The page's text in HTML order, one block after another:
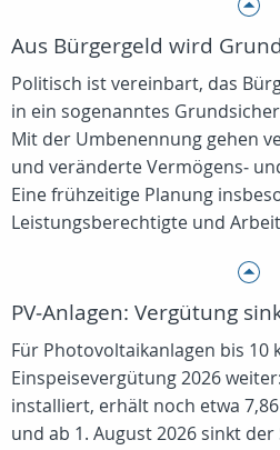
Aus Bürgergeld wird
Politisch ist vereinbart, das
in ein sogenanntes
Mit der Umbenennung gehen
und veränderte Vermögens‑
Eine frühzeitige Planung
Leistungsberechtigte und
PV‑Anlagen: Vergütung
Für Photovoltaikanlagen bis 10
Einspeisevergütung 2026
installiert, erhält noch etwa
und ab 1. August 2026 sinkt der